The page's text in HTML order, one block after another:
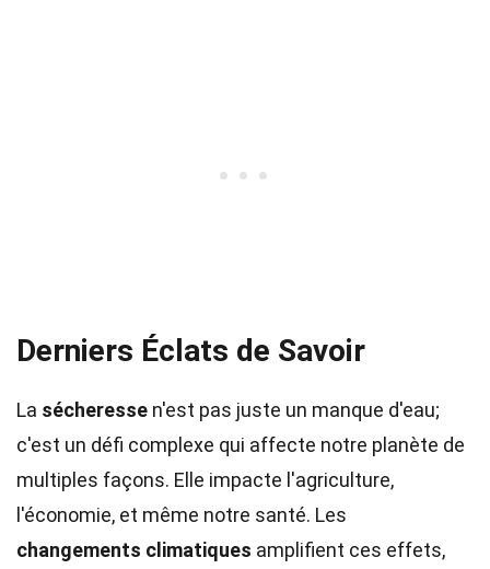
Derniers Éclats de Savoir
La sécheresse n'est pas juste un manque d'eau;
c'est un défi complexe qui affecte notre planète de
multiples façons. Elle impacte l'agriculture,
l'économie, et même notre santé. Les
changements climatiques amplifient ces effets,